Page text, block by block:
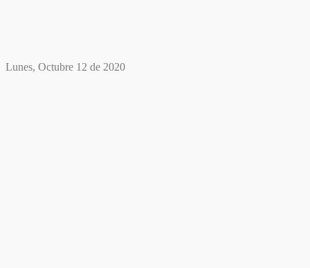
Lunes, Octubre 12 de 2020